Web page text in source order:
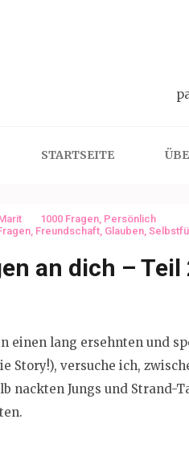
STARTSEITE
1000 Fragen, Persönlich
, Freundschaft, Glauben,
an dich – Teil
einen lang ersehnten und
Story!), versuche ich,
nackten Jungs und Strand-